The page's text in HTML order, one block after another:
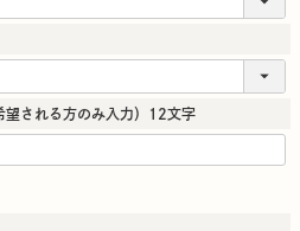
される方のみ入力）12文字